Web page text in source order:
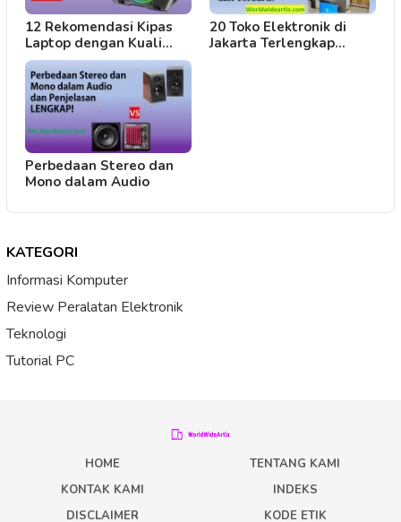
12 Rekomendasi Kipas
Laptop dengan Kuali…
20 Toko Elektronik di
Jakarta Terlengkap…
Perbedaan Stereo dan
Mono dalam Audio
KATEGORI
Informasi Komputer
Review Peralatan Elektronik
Teknologi
Tutorial PC
HOME
TENTANG KAMI
KONTAK KAMI
INDEKS
DISCLAIMER
KODE ETIK